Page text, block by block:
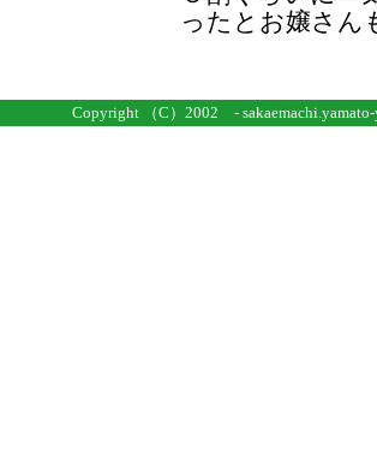
ったとお嬢さん
Copyright （C）2002 -